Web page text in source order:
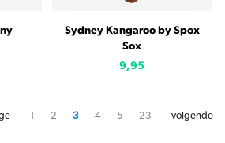
Sydney Kangaroo by Spox
Sox
9,95
2 3 4 5 23 volgende